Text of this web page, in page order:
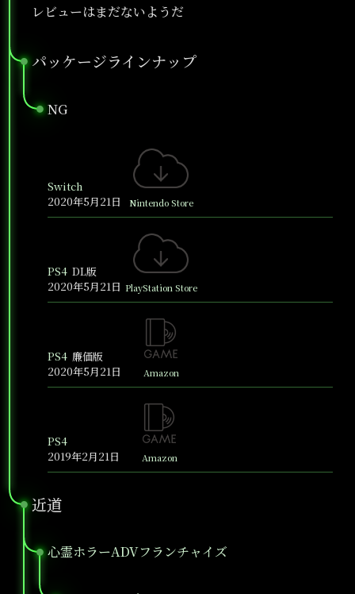
レビューはまだないようだ
パッケージラインナップ
●
NG
●
Switch
2020年5月21日
Nintendo Store
PS4 DL版
2020年5月21日 PlayStation Store
PS4 廉価版
2020年5月21日
Amazon
PS4
2019年2月21日
Amazon
近道
●
心霊ホラーADVフランチャイズ
●